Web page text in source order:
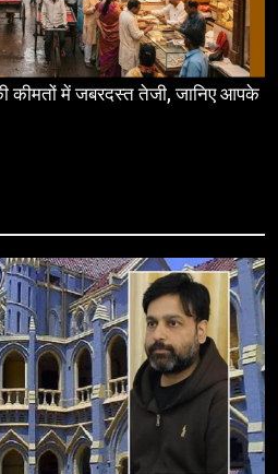
कीमतों में जबरदस्त तेजी, जानिए आपके